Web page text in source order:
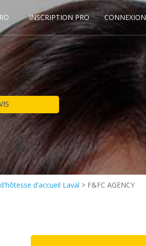
INSCRIPTION PRO CONNEXION
d'accueil Laval > F&FC AGENCY